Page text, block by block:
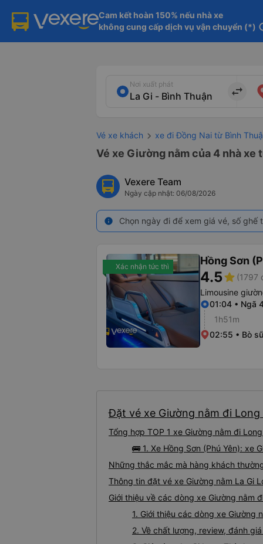
Cam kết hoàn 150% nếu nhà xe
không cung cấp dịch vụ vận chuyển (*)
Nơi xuất phát
import_export
Vé xe khách xe đi Đồng Nai từ Bình
Vé xe Giường nằm của 4 nhà xe
Vexere Team
Ngày cập nhật: 06/08/2026
info Chọn ngày đi để xem giá vé, số
Xác nhận tức thì Hồng Sơn
4.5star (1797
Limousine
01:04 • Ngã
1h51m
02:55 • Bò
Đặt vé xe Giường nằm đi
Tổng hợp TOP 1 xe Giường nằm đi
🚌 1. Xe Hồng Sơn (Phú Yên): xe
Những thắc mắc mà hàng khách
Thông tin đặt vé xe Giường nằm La Gi
Giới thiệu về các dòng xe Giường nằm
1. Giới thiệu các dòng xe Giường
2. Về chất lượng, review, đánh